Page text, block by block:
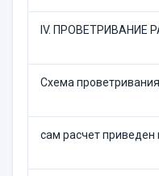
IV. ПРОВЕТРИВАНИЕ
Схема
сам расчет